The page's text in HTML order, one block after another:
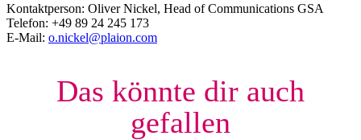
Kontaktperson: Oliver Nickel, Head of Communications GSA​
Telefon: +49 89 24 245 173​
E-Mail: o.nickel@plaion.com
Das könnte dir auch
gefallen